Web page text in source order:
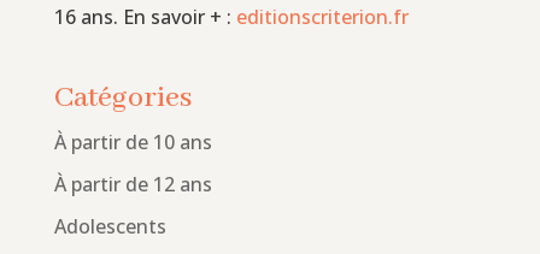
16 ans. En savoir + : editionscriterion.fr
Catégories
À partir de 10 ans
À partir de 12 ans
Adolescents